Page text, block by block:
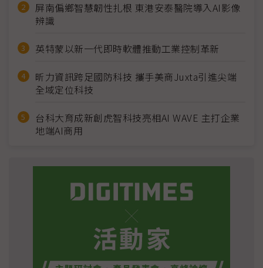
屏南偏鄉智慧韌性扎根 東港安泰醫院導入AI影像
辨識
英特蒙以新一代即時軟體推動工業控制革新
昕力資訊跨足國防科技 攜手美商Juxta引進尖端
全域定位科技
台科大育成新創虎智科技亮相AI WAVE 主打企業
地端AI商用